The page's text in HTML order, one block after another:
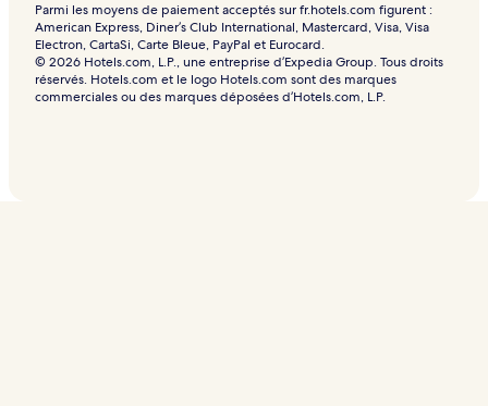
Parmi les moyens de paiement acceptés sur fr.hotels.com figurent :
American Express, Diner’s Club International, Mastercard, Visa, Visa
Electron, CartaSi, Carte Bleue, PayPal et Eurocard.
© 2026 Hotels.com, L.P., une entreprise d’Expedia Group. Tous droits
réservés. Hotels.com et le logo Hotels.com sont des marques
commerciales ou des marques déposées d’Hotels.com, L.P.